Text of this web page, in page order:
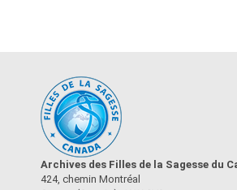
Archives des Filles de la Sagesse du
424, chemin Montréal